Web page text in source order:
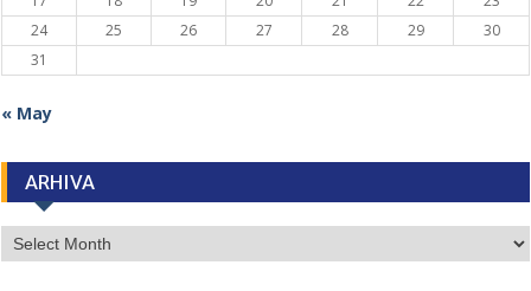
24
25 26 27 28 29
30
31
« May
ARHIVA
ARHIVA